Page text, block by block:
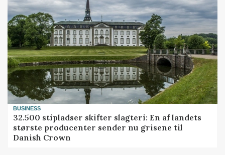
BUSINESS
32.500 stipladser skifter slagteri: En af landets
største producenter sender nu grisene til
Danish Crown